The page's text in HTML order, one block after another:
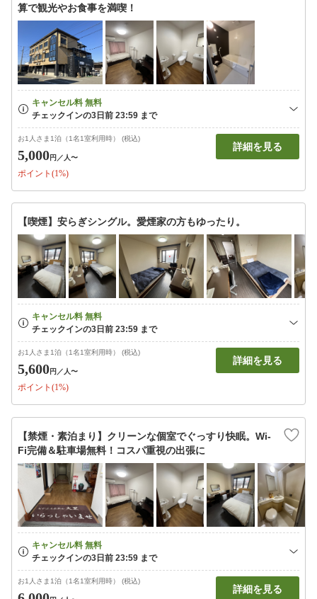
算で観光やお食事を満喫！
お1人さま1泊（1名1室利用時） (税込)
5,000円 ／人〜
ポイント(1%)
詳細を見る
【喫煙】安らぎシングル。愛煙家の方もゆったり。
お1人さま1泊（1名1室利用時） (税込)
5,600円 ／人〜
ポイント(1%)
詳細を見る
【禁煙・素泊まり】クリーンな個室でぐっすり快眠。Wi-
Fi完備＆駐車場無料！コスパ重視の出張に
お1人さま1泊（1名1室利用時） (税込)
詳細を見る